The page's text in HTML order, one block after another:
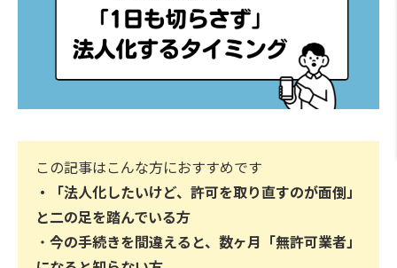
この記事はこんな方におすすめです
・「法人化したいけど、許可を取り直すのが面倒」
と二の足を踏んでいる方
・ 今の手続きを間違えると、数ヶ月「無許可業者」